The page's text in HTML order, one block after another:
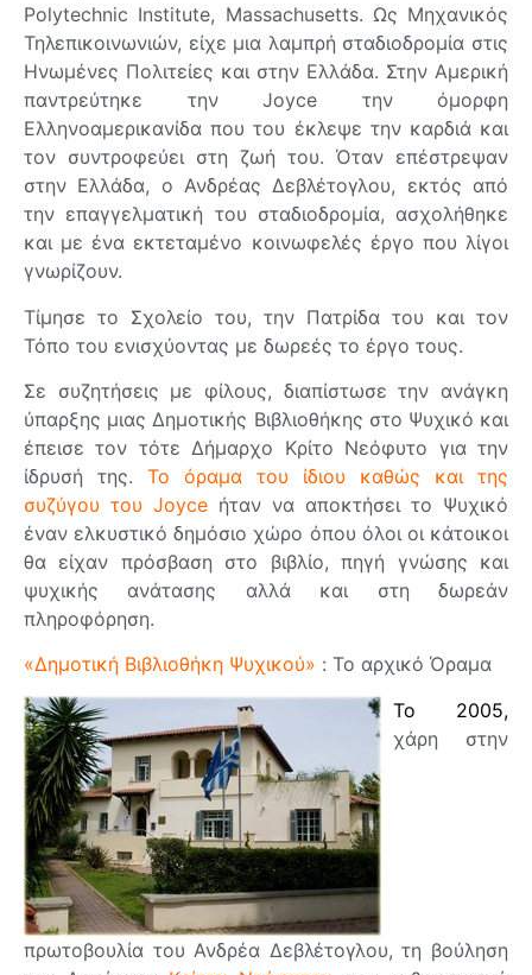
Polytechnic Institute, Massachusetts. Ως Μηχανικός
Τηλεπικοινωνιών, είχε μια λαμπρή σταδιοδρομία στις
Ηνωμένες Πολιτείες και στην Ελλάδα. Στην Αμερική
παντρεύτηκε την Joyce την όμορφη
Ελληνοαμερικανίδα που του έκλεψε την καρδιά και
τον συντροφεύει στη ζωή του. Όταν επέστρεψαν
στην Ελλάδα, ο Ανδρέας Δεβλέτογλου, εκτός από
την επαγγελματική του σταδιοδρομία, ασχολήθηκε
και με ένα εκτεταμένο κοινωφελές έργο που λίγοι
γνωρίζουν.
Τίμησε το Σχολείο του, την Πατρίδα του και τον
Τόπο του ενισχύοντας με δωρεές το έργο τους.
Σε συζητήσεις με φίλους, διαπίστωσε την ανάγκη
ύπαρξης μιας Δημοτικής Βιβλιοθήκης στο Ψυχικό και
έπεισε τον τότε Δήμαρχο Κρίτο Νεόφυτο για την
ίδρυσή της. Το όραμα του ίδιου καθώς και της
συζύγου του Joyce ήταν να αποκτήσει το Ψυχικό
έναν ελκυστικό δημόσιο χώρο όπου όλοι οι κάτοικοι
θα είχαν πρόσβαση στο βιβλίο, πηγή γνώσης και
ψυχικής ανάτασης αλλά και στη δωρεάν
πληροφόρηση.
«Δημοτική Βιβλιοθήκη Ψυχικού» : To αρχικό Όραμα
Το 2005,
χάρη στην
πρωτοβουλία του Ανδρέα Δεβλέτογλου, τη βούληση